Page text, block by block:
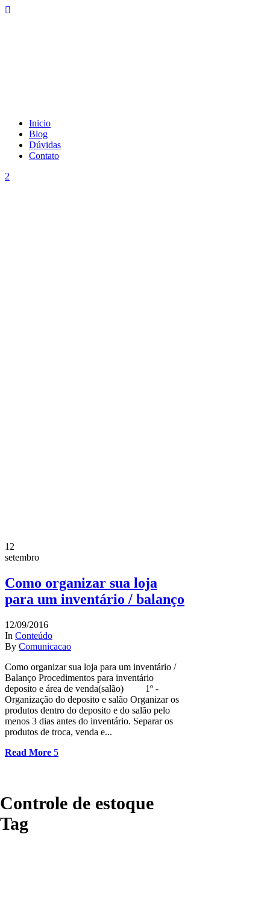
Inicio
Blog
Dúvidas
Contato
Controle de estoque
Tag
12
setembro
Como organizar sua loja
para um inventário / balanço
12/09/2016
In Conteúdo
By Comunicacao
Como organizar sua loja para um inventário /
Balanço Procedimentos para inventário
deposito e área de venda(salão) 1º -
Organização do deposito e salão Organizar os
produtos dentro do deposito e do salão pelo
menos 3 dias antes do inventário. Separar os
produtos de troca, venda e...
Read More